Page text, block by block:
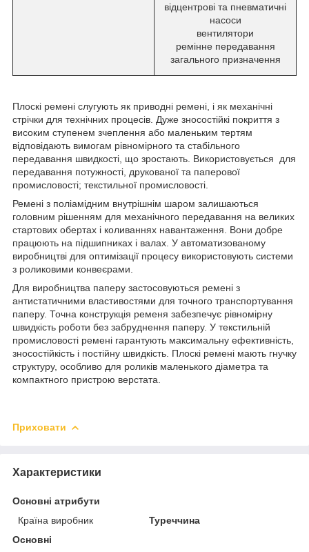
відцентрові та пневматичні
насоси
вентилятори
ремінне передавання
загального призначення
Плоскі ремені слугують як приводні ремені, і як механічні
стрічки для технічних процесів. Дуже зносостійкі покриття з
високим ступенем зчеплення або маленьким тертям
відповідають вимогам рівномірного та стабільного
передавання швидкості, що зростають. Використовується для
передавання потужності, друкованої та паперової
промисловості; текстильної промисловості.
Ремені з поліамідним внутрішнім шаром залишаються
головним рішенням для механічного передавання на великих
стартових обертах і коливаннях навантаження. Вони добре
працюють на підшипниках і валах. У автоматизованому
виробництві для оптимізації процесу використовують системи
з роликовими конвеєрами.
Для виробництва паперу застосовуються ремені з
антистатичними властивостями для точного транспортування
паперу. Точна конструкція ременя забезпечує рівномірну
швидкість роботи без забруднення паперу. У текстильній
промисловості ремені гарантують максимальну ефективність,
зносостійкість і постійну швидкість. Плоскі ремені мають гнучку
структуру, особливо для роликів маленького діаметра та
компактного пристрою верстата.
Приховати
Характеристики
Основні атрибути
Країна виробник
Туреччина
Основні